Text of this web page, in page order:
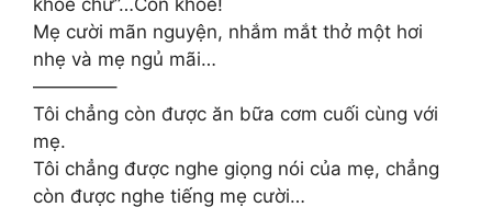
khỏe chứ”…Con khỏe!
Mẹ cười mãn nguyện, nhắm mắt thở một hơi
nhẹ và mẹ ngủ mãi…
————–
Tôi chẳng còn được ăn bữa cơm cuối cùng với
mẹ.
Tôi chẳng được nghe giọng nói của mẹ, chẳng
còn được nghe tiếng mẹ cười…